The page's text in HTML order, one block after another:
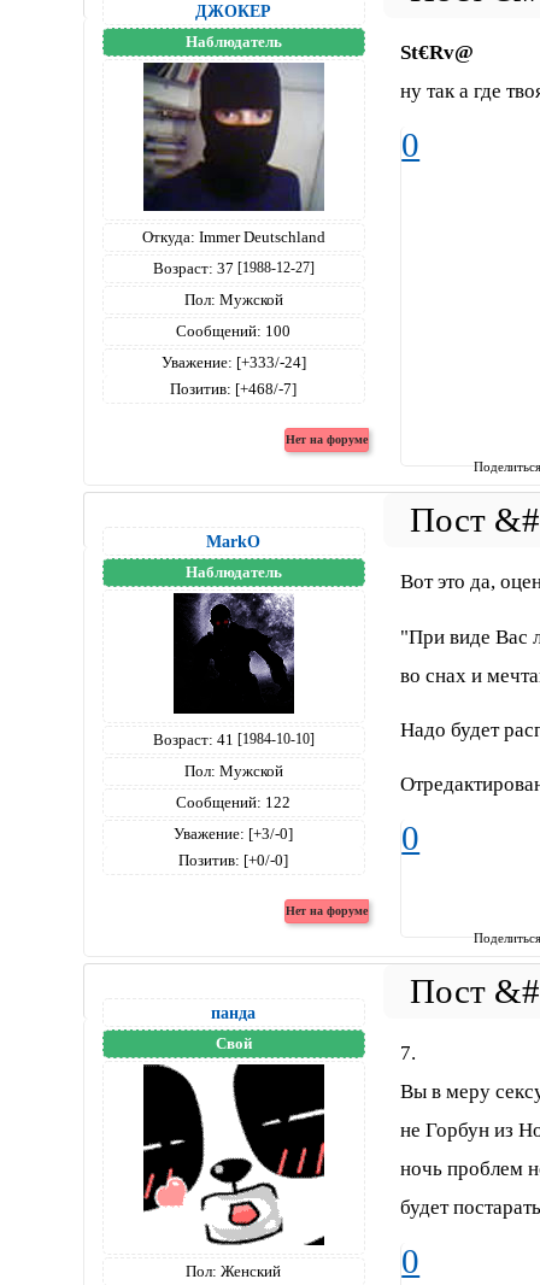
ДЖОКЕР
Наблюдатель
Откуда: Immer Deutschland
Возраст: 37 [1988-12-27]
Пол: Мужской
Сообщений: 100
Уважение: [+333/-24]
Позитив: [+468/-7]
St€Rv@
ну так а где
0
MarkO
Наблюдатель
Возраст: 41 [1984-10-10]
Пол: Мужской
Сообщений: 122
Уважение: [+3/-0]
Позитив: [+0/-0]
Вот это да,
"При виде Вас
во снах и
Надо будет
0
панда
Свой
Пол: Женский
7.
Вы в меру
не Горбун из
ночь проблем
будет
0